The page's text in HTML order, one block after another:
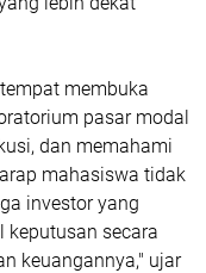
membuka
pasar modal
dan memahami
mahasiswa tidak
investor yang
secara
keuangannya," ujar